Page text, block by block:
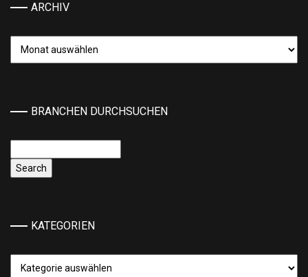
ARCHIV
BRANCHEN DURCHSUCHEN
KATEGORIEN